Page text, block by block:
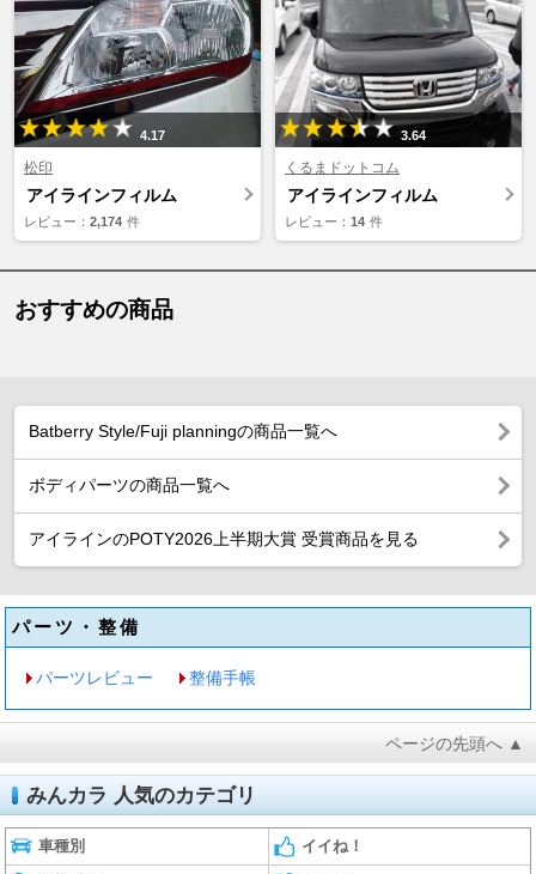
4.17
松印
アイラインフィルム
レビュー： 2,174 件
3.64
くるまドットコム
アイラインフィルム
レビュー： 14 件
おすすめの商品
Batberry Style/Fuji planningの商品一覧へ
ボディパーツの商品一覧へ
アイラインのPOTY2026上半期大賞 受賞商品を見る
パーツ・整備
パーツレビュー 整備手帳
ページの先頭へ ▲
みんカラ 人気のカテゴリ
車種別 イイね！